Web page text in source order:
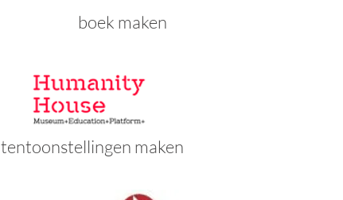
boek maken
tentoonstellingen maken